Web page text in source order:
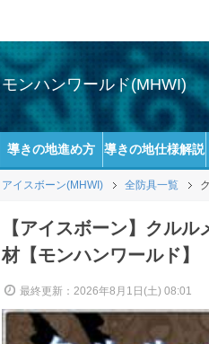
ンハンワールド(MHWI)
導きの地進め方 導きの地仕様解説
イスボーン(MHWI) 全防具一覧
【アイスボーン】クル
材【モンハンワールド】
最終更新：2026年8月1日(土) 08:01